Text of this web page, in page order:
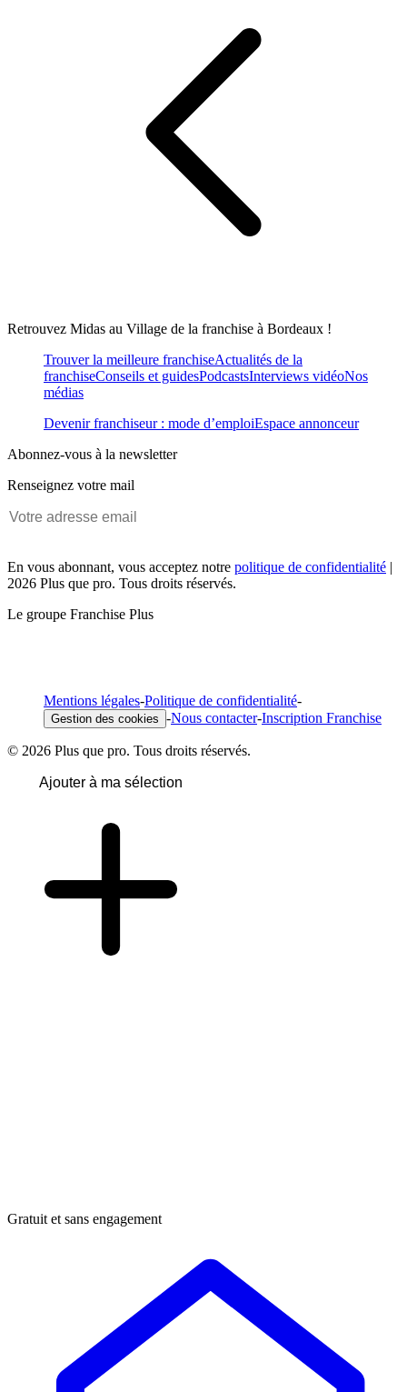
Retrouvez Midas au Village de la franchise à Bordeaux !
Trouver la meilleure franchiseActualités de la
franchiseConseils et guidesPodcastsInterviews vidéoNos
médias
Devenir franchiseur : mode d’emploiEspace annonceur
Abonnez-vous à la newsletter
Renseignez votre mail
En vous abonnant, vous acceptez notre politique de confidentialité |
2026 Plus que pro. Tous droits réservés.
Le groupe Franchise Plus
Mentions légales-Politique de confidentialité-
Gestion des cookies -Nous contacter-Inscription Franchise
© 2026 Plus que pro. Tous droits réservés.
Ajouter à ma sélection
Gratuit et sans engagement